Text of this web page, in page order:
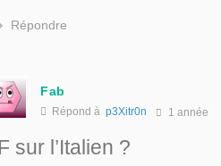
Répondre
Fab
Répond à p3Xitr0n 1 année
sur l’Italien ?